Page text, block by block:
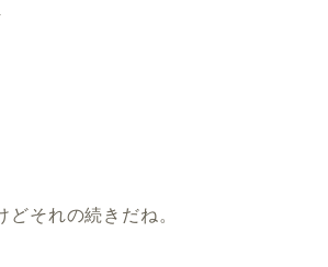
それの続きだね。